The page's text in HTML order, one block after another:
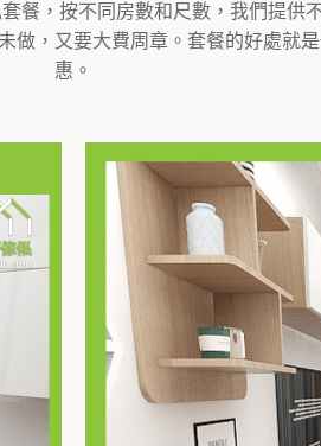
餐，按不同房數和尺數，我們提供
，又要大費周章。套餐的好處就
惠。